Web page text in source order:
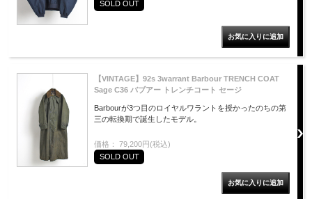
SOLD OUT
【VINTAGE】92s 3warrant Barbour TRENCH COAT
Sage C36 バブアー トレンチコート セージ
Barbourが3つ目のロイヤルワラントを授かったのちの第
三の転換期で誕生したモデル。
価格： 79,200円(税込)
SOLD OUT